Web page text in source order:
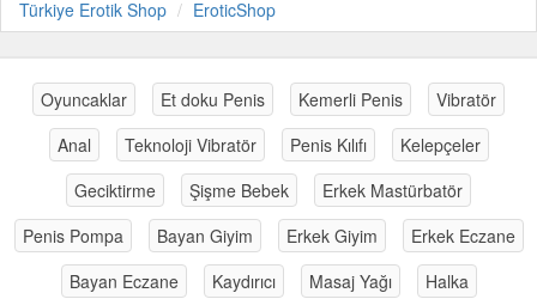
Türkiye Erotik Shop EroticShop
Oyuncaklar Et doku Penis Kemerli Penis
Vibratör
Anal
Teknoloji Vibratör Penis Kılıfı
Kelepçeler
Geciktirme
Şişme Bebek
Erkek Mastürbatör
Penis Pompa
Bayan Giyim Erkek Giyim
Erkek Eczane
Bayan Eczane
Kaydırıcı Masaj Yağı Halka